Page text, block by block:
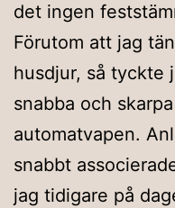
det ingen
Förutom att jag
husdjur, så tyckte
snabba och
automatvapen.
snabbt
jag tidigare på